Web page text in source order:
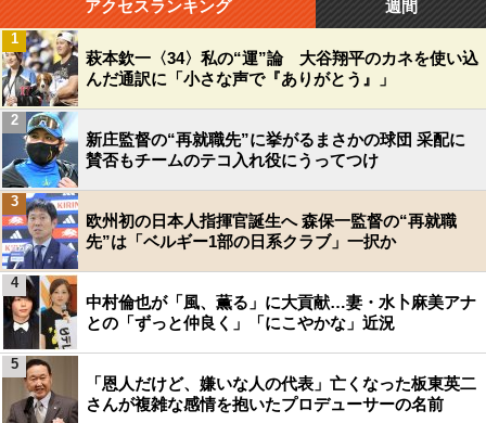
アクセスランキング 週間
萩本欽一〈34〉私の“運”論 大谷翔平のカネを使い込
んだ通訳に「小さな声で『ありがとう』」
1
新庄監督の“再就職先”に挙がるまさかの球団 采配に
賛否もチームのテコ入れ役にうってつけ
2
欧州初の日本人指揮官誕生へ 森保一監督の“再就職
先”は「ベルギー1部の日系クラブ」一択か
3
中村倫也が「風、薫る」に大貢献…妻・水卜麻美アナ
との「ずっと仲良く」「にこやかな」近況
4
「恩人だけど、嫌いな人の代表」亡くなった板東英二
さんが複雑な感情を抱いたプロデューサーの名前
5